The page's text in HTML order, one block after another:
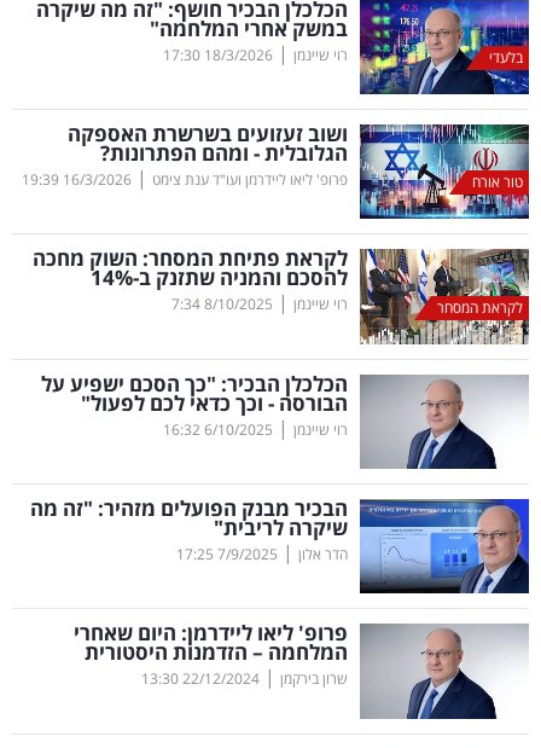
מדדים
ומחקרים
דעות
רכילות
עסקית
קריפטו
ויראלי
טלוויזיה
עסקי
ספורט
קריירה
ולימודים
מינויים
רייטינג
רכב
בלעדי
הכלכלן הבכיר חושף: "זה מה שיקרה
במשק אחרי המלחמה"
רוי שיינמן |
18/3/2026
17:30
טור אורח
ושוב זעזועים בשרשרת האספקה
הגלובלית - ומהם הפתרונות?
פרופ' ליאו ליידרמן ועו"ד ענת צימט |
16/3/2026
19:39
לקראת המסחר
לקראת פתיחת המסחר: השוק מחכה
להסכם והמניה שתזנק ב-14%
רוי שיינמן |
8/10/2025
7:34
הכלכלן הבכיר: "כך הסכם ישפיע על
הבורסה - וכך כדאי לכם לפעול"
רוי שיינמן |
6/10/2025
16:32
הבכיר מבנק הפועלים מזהיר: "זה מה
שיקרה לריבית"
הדר אלון |
7/9/2025
17:25
פרופ' ליאו ליידרמן: היום שאחרי
המלחמה – הזדמנות היסטורית
שרון בירקמן |
22/12/2024
13:30